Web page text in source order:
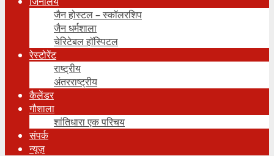
जैन होस्टल – स्कॉलरशिप
जैन धर्मशाला
चेरिटेबल हॉस्पिटल
रेस्टोरेंट
राष्ट्रीय
अंतरराष्ट्रीय
कैलेंडर
गौशाला
शांतिधारा एक परिचय
संपर्क
न्यूज़